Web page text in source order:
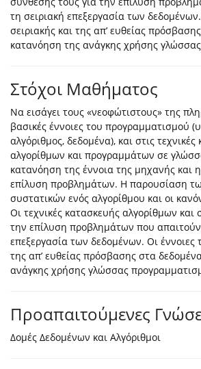
τη σειριακή επεξεργασία των δεδομένων.
σειριακής και της απ’ ευθείας
κατανόηση της ανάγκης χρήσης
Στόχοι Μαθήματος
Να εισάγει τους «νεοφώτιστους» της
βασικές έννοιες του προγραμματισμού
αλγόριθμος, δεδομένα), και στις
αλγορίθμων και προγραμμάτων σε
κατανόηση της έννοια της μηχανής και
επίλυση προβλημάτων. Η παρουσίαση
συστατικών ενός αλγορίθμου και οι
Οι τεχνικές κατασκευής αλγορίθμων και
την επίλυση προβλημάτων που απαιτούν
επεξεργασία των δεδομένων. Οι έννοιες
της απ’ ευθείας πρόσβασης στα
ανάγκης χρήσης γλώσσας
Προαπαιτούμενες
Δομές Δεδομένων και Αλγόριθμοι